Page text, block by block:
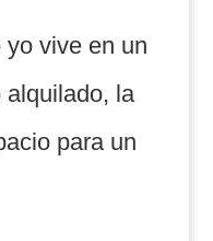
vive en un
alquilado, la
para un